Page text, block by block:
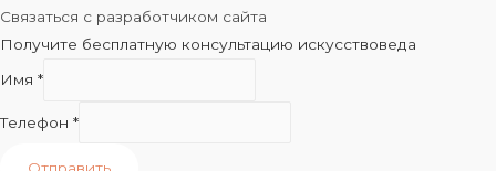
Связаться с разработчиком сайта
Получите бесплатную консультацию искусствоведа
Имя *
Телефон *